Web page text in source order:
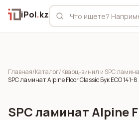
iPol.kz
Главная/Каталог/Кварц-винил и SPC
SPC ламинат Alpine Floor Classic Бук ECO 141-
SPC ламинат Alpine